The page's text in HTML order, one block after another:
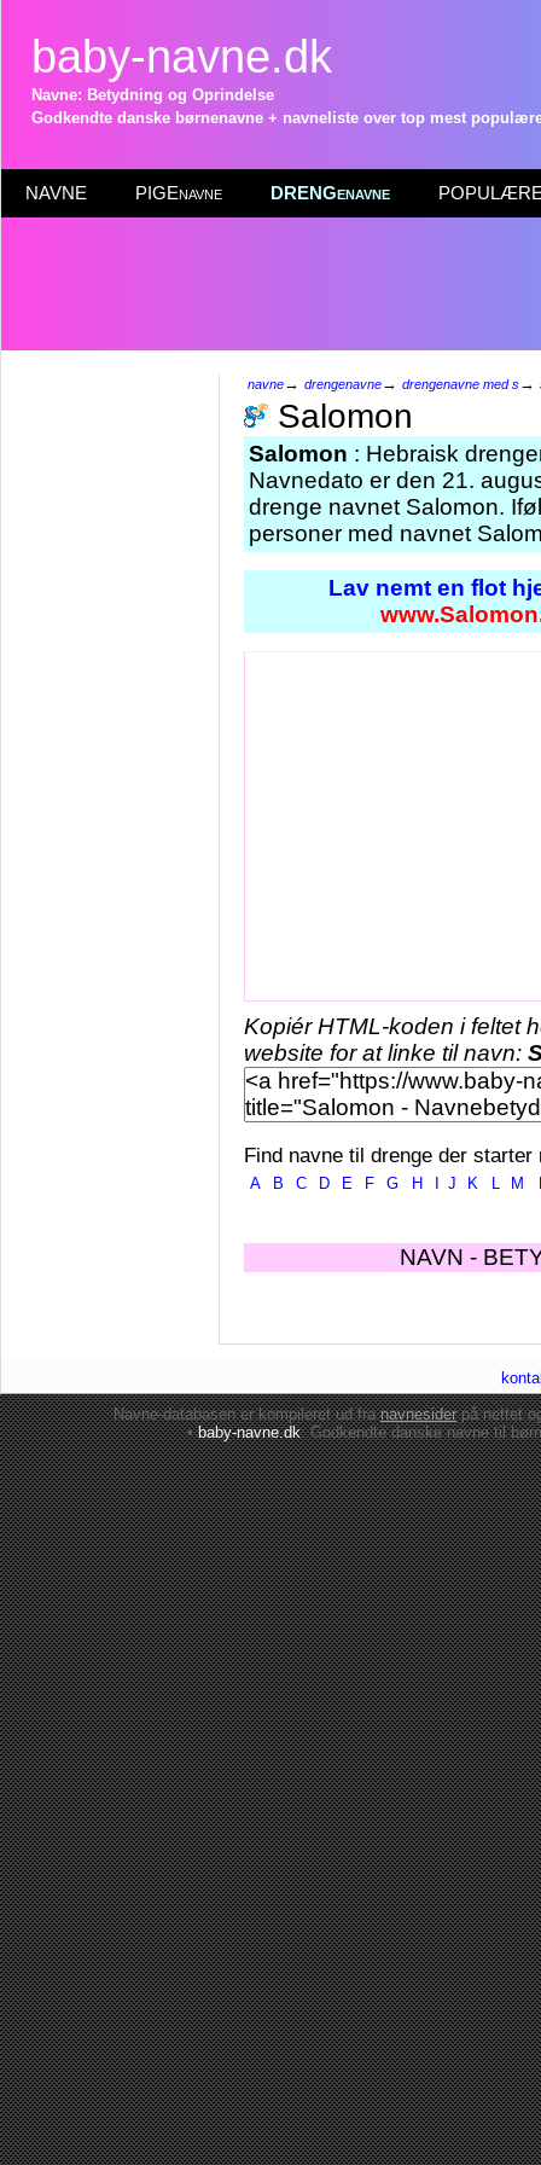
baby-navne.dk
Navne: Betydning og Oprindelse
Godkendte danske børnenavne + navneliste over top mest
NAVNE PIGEnavne DRENGenavne POPULÆRE
navne→ drengenavne→ drengenavne med s→
Salomon
Salomon : Hebraisk
Navnedato er den 21.
drenge navnet Salomon.
personer med navnet
Lav nemt en flot
Kopiér HTML-koden i feltet
website for at linke til navn:
Find navne til drenge der starter
A B C D E F G H J K L M
NAVN -
Navne-databasen er kompileret ud franavnesiderpå nettet
•baby-navne.dk: Godkendte danskenavne til børn